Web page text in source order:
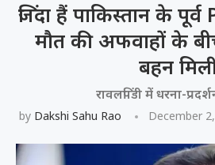
जिंदा हैं पाकिस्तान के
मौत की अफवाहों के
बहन
रावलपिंडी में धरना-
by Dakshi Sahu Rao December